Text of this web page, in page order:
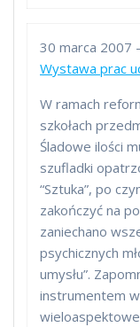
30 marca 2007
Wystawa prac
W ramach
szkołach
Śladowe ilości
szufladki
“Sztuka”, po
zakończyć na
zaniechano
psychicznych
umysłu”.
instrumentem